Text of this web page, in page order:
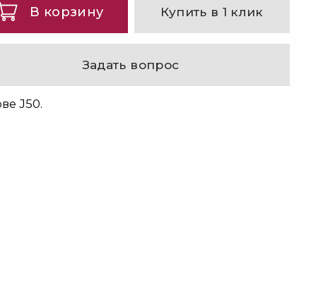
В корзину Купить в 1 клик
Задать вопрос
J50.